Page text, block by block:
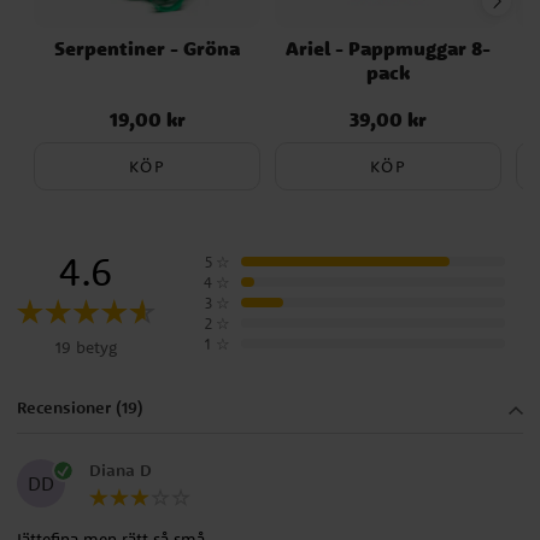
Serpentiner - Gröna
Pris:19,00 kr
19,00 kr
KÖP
Ariel - Pappmuggar 8-
pack
Pris:39,00 kr
39,00 kr
KÖP
4.6
19 betyg
5
4
3
2
1
Recensioner (19)
DD
Diana D